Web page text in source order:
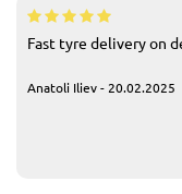
Fast tyre delivery on
Anatoli Iliev - 20.02.2025